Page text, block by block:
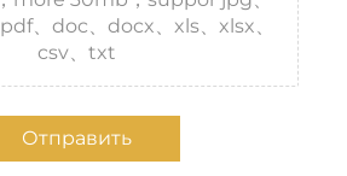
、doc、docx、xls、xlsx、
csv、txt
Отправить